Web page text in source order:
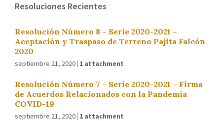
Resoluciones Recientes
Resolución Número 8 – Serie 2020-2021 –
Aceptación y Traspaso de Terreno Pajita Falcón
2020
septiembre 21, 2020 1 attachment
Resolución Número 7 – Serie 2020-2021 – Firma
de Acuerdos Relacionados con la Pandemia
COVID-19
septiembre 21, 2020 1 attachment